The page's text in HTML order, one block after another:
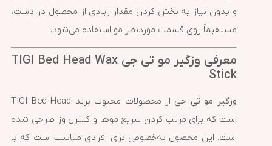
و بدون نیاز به پخش کردن مقدار زیادی از محصول در دست،
مستقیماً روی قسمت موردنظر مو استفاده می‌شود.
معرفی وزگیر مو تی جی TIGI Bed Head Wax
Stick
وزگیر مو تی جی
از محصولات محبوب برند TIGI Bed Head
است که برای مرتب کردن سریع موها و کنترل وز طراحی شده
است. این محصول به‌خصوص برای افرادی مناسب است که با